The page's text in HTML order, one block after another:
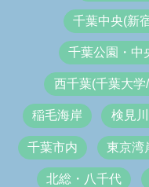
千葉中央(新
千葉公園・中
西千葉(千葉大
稲毛海岸 検見
千葉市内 東京湾
北総・八千代